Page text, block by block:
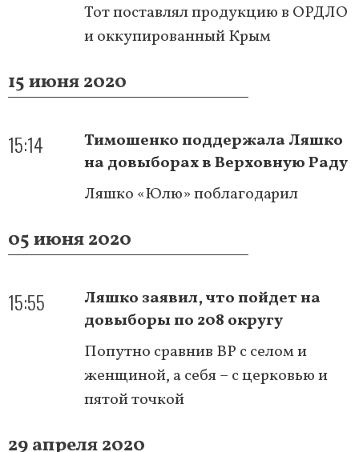
Тот поставлял продукцию в ОРДЛО
и оккупированный Крым
15 июня 2020
15:14
Тимошенко поддержала Ляшко
на довыборах в Верховную Раду
Ляшко «Юлю» поблагодарил
05 июня 2020
15:55
Ляшко заявил, что пойдет на
довыборы по 208 округу
Попутно сравнив ВР с селом и
женщиной, а себя – с церковью и
пятой точкой
29 апреля 2020